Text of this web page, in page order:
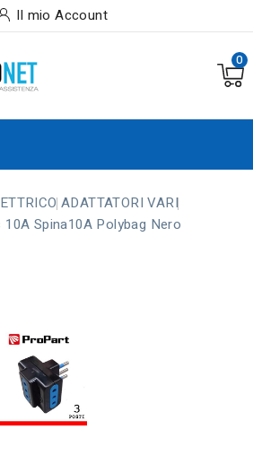
Il mio Account
0
ADATTATORI VARI
Spina10A Polybag Nero